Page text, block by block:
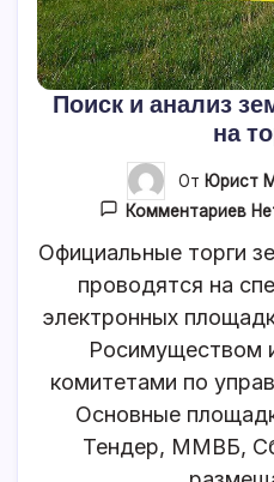
Поиск и анализ
на
От Юрист
КомментариевК
И
На
Официальные торги
проводятся на
электронных
Росимуществом
комитетами по
Основные
Тендер, ММВБ,